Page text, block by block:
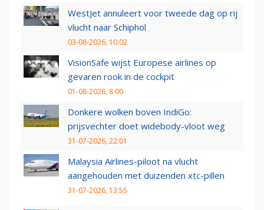
WestJet annuleert voor tweede dag op rij
vlucht naar Schiphol
03-08-2026, 10:02
VisionSafe wijst Europese airlines op
gevaren rook in de cockpit
01-08-2026, 8:00
Donkere wolken boven IndiGo:
prijsvechter doet widebody-vloot weg
31-07-2026, 22:01
Malaysia Airlines-piloot na vlucht
aangehouden met duizenden xtc-pillen
31-07-2026, 13:55